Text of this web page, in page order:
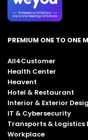
PREMIUM ONE TO ONE
All4Customer
Health Center
Heavent
Hotel & Restaurant
Interior & Exterior
IT & Cybersecurity
Transports &
Workplace